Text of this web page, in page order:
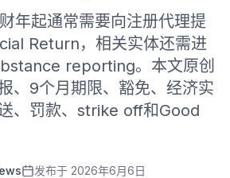
年起通常需要向注册代理提
Return，相关实体还需进
reporting。本文原创
、9个月期限、豁免、经济实
、罚款、strike off和Good
发布于 2026年6月6日